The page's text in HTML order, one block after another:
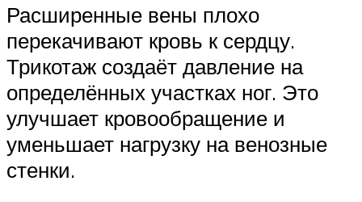
Расширенные вены плохо
перекачивают кровь к сердцу.
Трикотаж создаёт давление на
определённых участках ног. Это
улучшает кровообращение и
уменьшает нагрузку на венозные
стенки.